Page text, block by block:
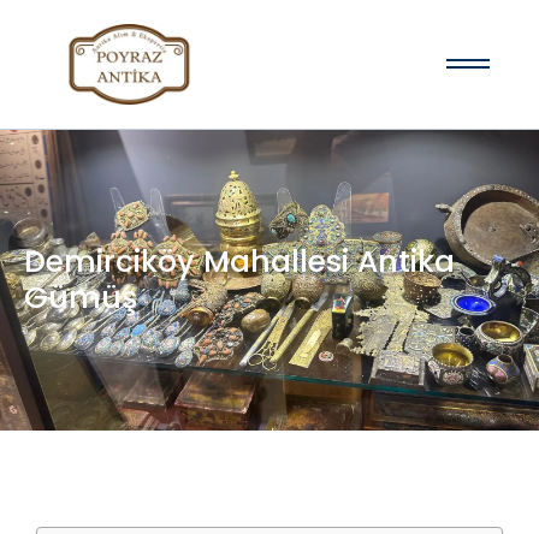
Demirciköy Mahallesi Antika
Gümüş